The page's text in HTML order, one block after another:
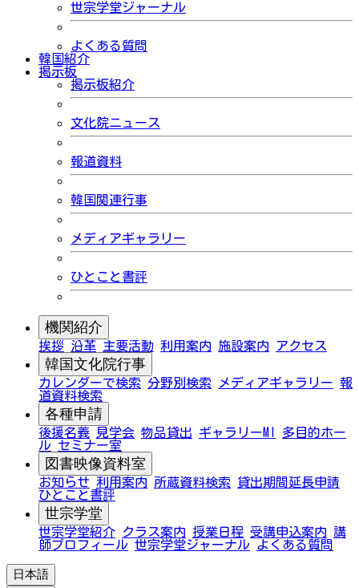
世宗学堂ジャーナル
よくある質問
韓国紹介
掲示板
掲示板紹介
文化院ニュース
報道資料
韓国関連行事
メディアギャラリー
ひとこと書評
機関紹介
挨拶 沿革 主要活動 利用案内 施設案内 アクセス
韓国文化院行事
カレンダーで検索 分野別検索 メディアギャラリー 報
道資料検索
各種申請
後援名義 見学会 物品貸出 ギャラリーMI
多目的ホー
ル セミナー室
図書映像資料室
お知らせ 利用案内 所蔵資料検索
貸出期間延長申請
ひとこと書評
世宗学堂
世宗学堂紹介 クラス案内 授業日程 受講申込案内 講
師プロフィール 世宗学堂ジャーナル よくある質問
日本語